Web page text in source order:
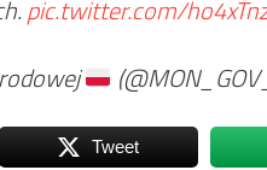
pic.twitter.com/
Tweet